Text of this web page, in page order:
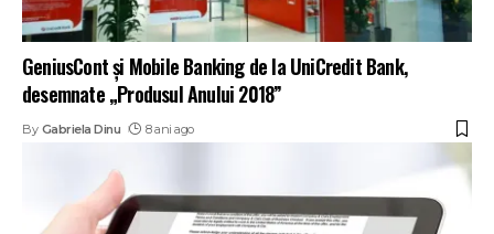
GeniusCont și Mobile Banking de la UniCredit Bank,
desemnate „Produsul Anului 2018”
By Gabriela Dinu 8 ani ago